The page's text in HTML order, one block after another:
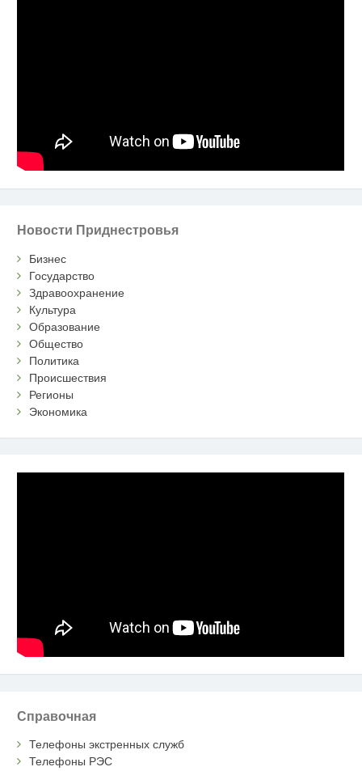
Новости Приднестровья
Бизнес
Государство
Здравоохранение
Культура
Образование
Общество
Политика
Происшествия
Регионы
Экономика
Справочная
Телефоны экстренных служб
Телефоны РЭС